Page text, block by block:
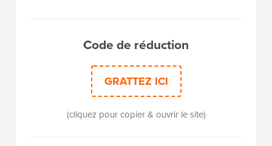
Code de réduction
GRATTEZ ICI
(cliquez pour copier & ouvrir le site)